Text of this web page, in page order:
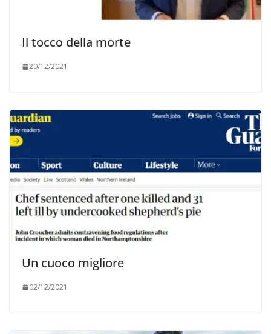
Il tocco della morte
20/12/2021
Un cuoco migliore
02/12/2021